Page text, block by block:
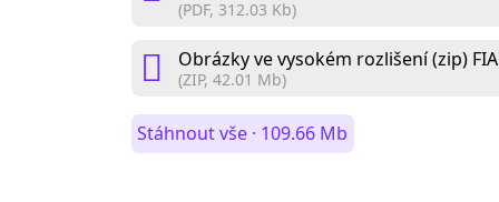
(PDF, 312.03 Kb)
Obrázky ve vysokém rozlišení (zip)
(ZIP, 42.01 Mb)
Stáhnout vše · 109.66 Mb